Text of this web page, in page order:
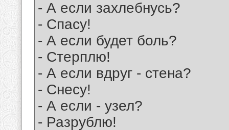
- А если захлебнусь?
- Спасу!
- А если будет боль?
- Стерплю!
- А если вдруг - стена?
- Снесу!
- А если - узел?
- Разрублю!